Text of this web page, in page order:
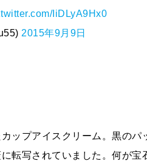
IiDLyA9Hx0
2015年9月9日
ップアイスクリーム。黒の
転写されていました。何が